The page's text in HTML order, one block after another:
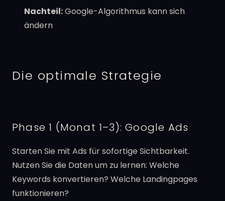
Nachteil:Google-Algorithmus kann sich
ändern
Die optimale Strategie
Phase 1 (Monat 1–3): Google Ads
Starten Sie mit Ads für sofortige Sichtbarkeit.
Nutzen Sie die Daten um zu lernen: Welche
Keywords konvertieren? Welche Landingpages
funktionieren?